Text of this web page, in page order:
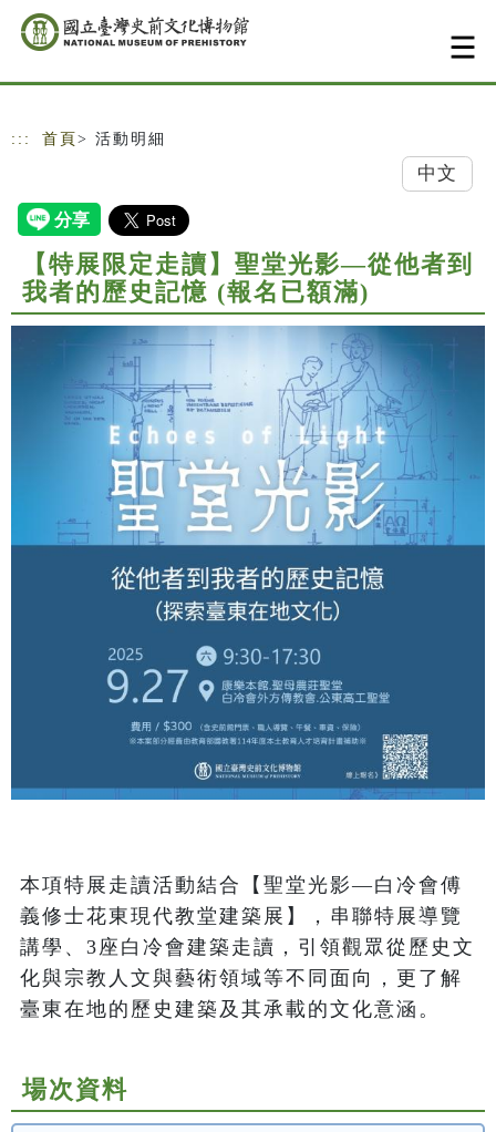
跳到主要內容
網站導覽
::: 首頁 > 活動明細
中文
【特展限定走讀】聖堂光影—從他者到
我者的歷史記憶 (報名已額滿)
本項特展走讀活動結合【聖堂光影—白冷會傅
義修士花東現代教堂建築展】，串聯特展導覽
講學、3座白冷會建築走讀，引領觀眾從歷史文
化與宗教人文與藝術領域等不同面向，更了解
臺東在地的歷史建築及其承載的文化意涵。
場次資料